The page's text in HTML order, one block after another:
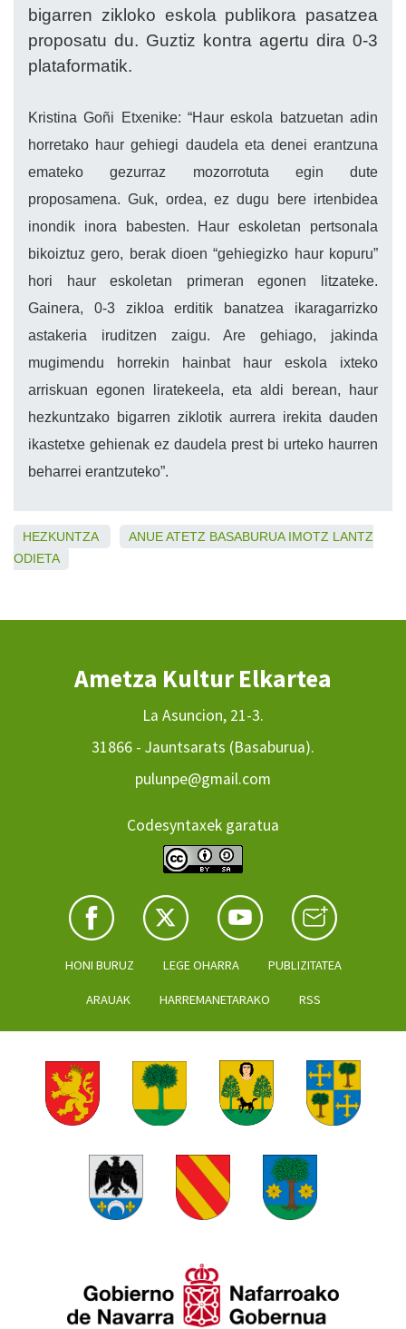
bigarren zikloko eskola publikora pasatzea
proposatu du. Guztiz kontra agertu dira 0-3
plataformatik.
Kristina Goñi Etxenike: “Haur eskola batzuetan adin
horretako haur gehiegi daudela eta denei erantzuna
emateko gezurraz mozorrotuta egin dute
proposamena. Guk, ordea, ez dugu bere irtenbidea
inondik inora babesten. Haur eskoletan pertsonala
bikoiztuz gero, berak dioen “gehiegizko haur kopuru”
hori haur eskoletan primeran egonen litzateke.
Gainera, 0-3 zikloa erditik banatzea ikaragarrizko
astakeria iruditzen zaigu. Are gehiago, jakinda
mugimendu horrekin hainbat haur eskola ixteko
arriskuan egonen liratekeela, eta aldi berean, haur
hezkuntzako bigarren ziklotik aurrera irekita dauden
ikastetxe gehienak ez daudela prest bi urteko haurren
beharrei erantzuteko”.
HEZKUNTZA ANUEATETZ BASABURUA IMOTZ LANTZ
ODIETA
Ametza Kultur Elkartea
La Asuncion, 21-3.
31866 - Jauntsarats (Basaburua).
pulunpe@gmail.com
Codesyntaxek garatua
HONI BURUZ LEGE OHARRA PUBLIZITATEA
ARAUAK HARREMANETARAKO RSS